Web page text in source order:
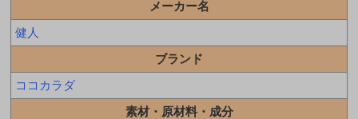
メーカー名
健人
ブランド
ココカラダ
素材・原材料・成分